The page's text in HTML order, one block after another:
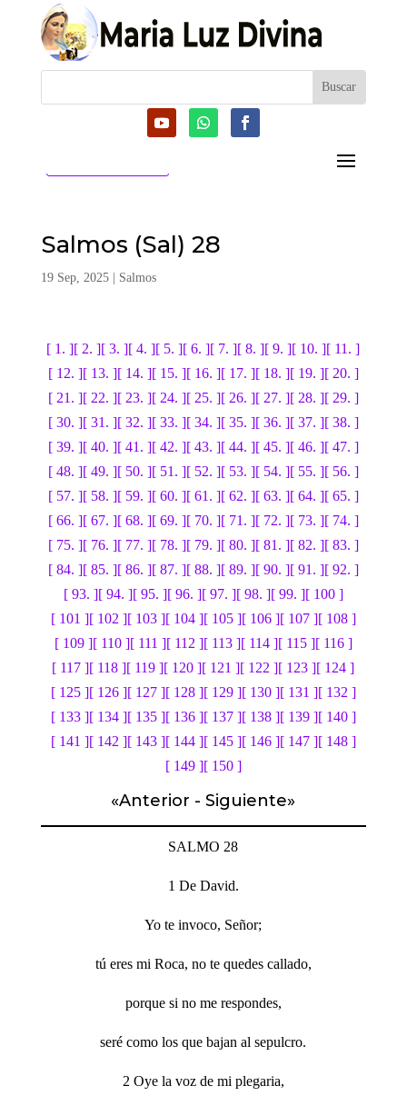
Salmos (Sal) 28
19 Sep, 2025| Salmos
[ 1. ][ 2. ][ 3. ][ 4. ][ 5. ][ 6. ][ 7. ][ 8. ][ 9. ][ 10. ][ 11. ]
[ 12. ][ 13. ][ 14. ][ 15. ][ 16. ][ 17. ][ 18. ][ 19. ][ 20. ]
[ 21. ][ 22. ][ 23. ][ 24. ][ 25. ][ 26. ][ 27. ][ 28. ][ 29. ]
[ 30. ][ 31. ][ 32. ][ 33. ][ 34. ][ 35. ][ 36. ][ 37. ][ 38. ]
[ 39. ][ 40. ][ 41. ][ 42. ][ 43. ][ 44. ][ 45. ][ 46. ][ 47. ]
[ 48. ][ 49. ][ 50. ][ 51. ][ 52. ][ 53. ][ 54. ][ 55. ][ 56. ]
[ 57. ][ 58. ][ 59. ][ 60. ][ 61. ][ 62. ][ 63. ][ 64. ][ 65. ]
[ 66. ][ 67. ][ 68. ][ 69. ][ 70. ][ 71. ][ 72. ][ 73. ][ 74. ]
[ 75. ][ 76. ][ 77. ][ 78. ][ 79. ][ 80. ][ 81. ][ 82. ][ 83. ]
[ 84. ][ 85. ][ 86. ][ 87. ][ 88. ][ 89. ][ 90. ][ 91. ][ 92. ]
[ 93. ][ 94. ][ 95. ][ 96. ][ 97. ][ 98. ][ 99. ][ 100 ]
[ 101 ][ 102 ][ 103 ][ 104 ][ 105 ][ 106 ][ 107 ][ 108 ]
[ 109 ][ 110 ][ 111 ][ 112 ][ 113 ][ 114 ][ 115 ][ 116 ]
[ 117 ][ 118 ][ 119 ][ 120 ][ 121 ][ 122 ][ 123 ][ 124 ]
[ 125 ][ 126 ][ 127 ][ 128 ][ 129 ][ 130 ][ 131 ][ 132 ]
[ 133 ][ 134 ][ 135 ][ 136 ][ 137 ][ 138 ][ 139 ][ 140 ]
[ 141 ][ 142 ][ 143 ][ 144 ][ 145 ][ 146 ][ 147 ][ 148 ]
[ 149 ][ 150 ]
«Anterior -Siguiente»
SALMO 28
1 De David.
Yo te invoco, Señor;
tú eres mi Roca, no te quedes callado,
porque si no me respondes,
seré como los que bajan al sepulcro.
2 Oye la voz de mi plegaria,